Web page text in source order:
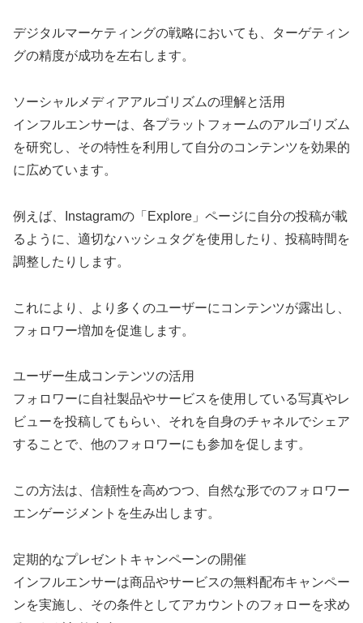
デジタルマーケティングの戦略においても、ターゲティン
グの精度が成功を左右します。
ソーシャルメディアアルゴリズムの理解と活用
インフルエンサーは、各プラットフォームのアルゴリズム
を研究し、その特性を利用して自分のコンテンツを効果的
に広めています。
例えば、Instagramの「Explore」ページに自分の投稿が載
るように、適切なハッシュタグを使用したり、投稿時間を
調整したりします。
これにより、より多くのユーザーにコンテンツが露出し、
フォロワー増加を促進します。
ユーザー生成コンテンツの活用
フォロワーに自社製品やサービスを使用している写真やレ
ビューを投稿してもらい、それを自身のチャネルでシェア
することで、他のフォロワーにも参加を促します。
この方法は、信頼性を高めつつ、自然な形でのフォロワー
エンゲージメントを生み出します。
定期的なプレゼントキャンペーンの開催
インフルエンサーは商品やサービスの無料配布キャンペー
ンを実施し、その条件としてアカウントのフォローを求め